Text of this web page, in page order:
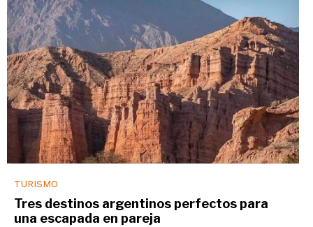
TURISMO
Tres destinos argentinos perfectos para
una escapada en pareja